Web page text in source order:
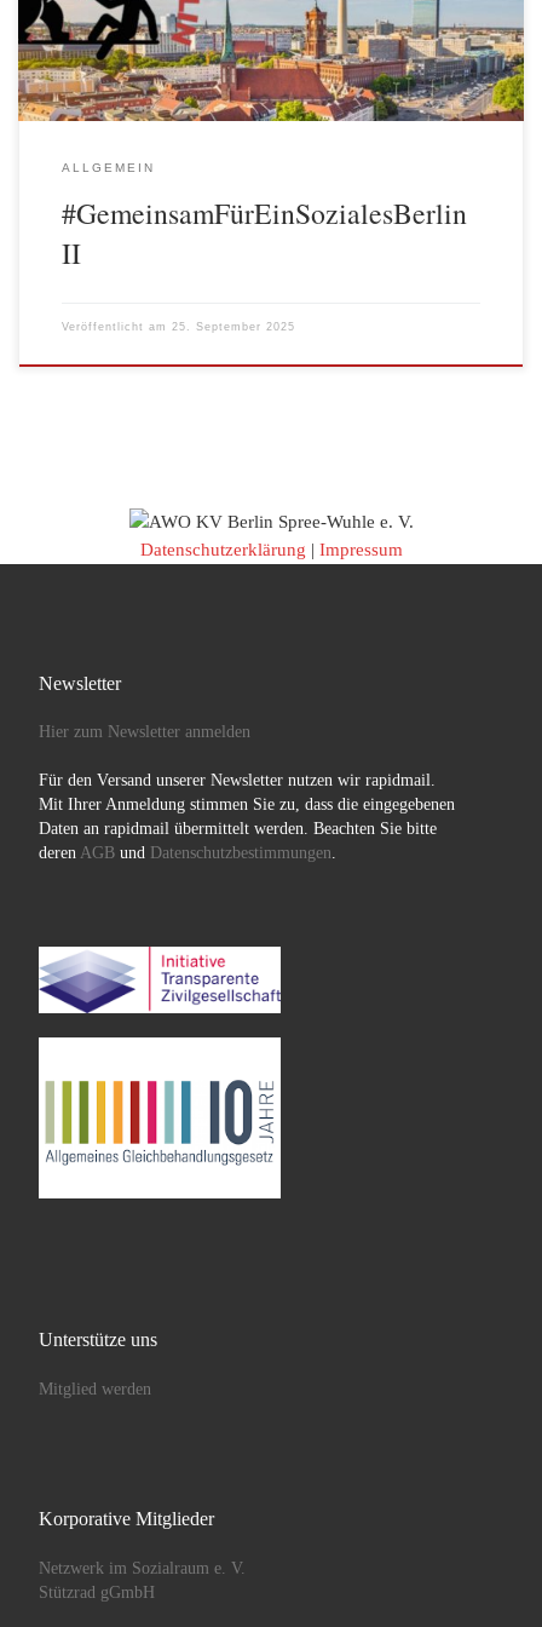
Kitas gehalten. Hier ihr Beitrag: Es erfüllt mich mit Freude zu
sehen, wie viele wir sind! Ich bin […]
ALLGEMEIN
#GemeinsamFürEinSozialesBerlin
II
Veröffentlicht am 25. September 2025
Datenschutzerklärung | Impressum
Newsletter
Hier zum Newsletter anmelden
Für den Versand unserer Newsletter nutzen wir rapidmail.
Mit Ihrer Anmeldung stimmen Sie zu, dass die eingegebenen
Daten an rapidmail übermittelt werden. Beachten Sie bitte
deren AGBund Datenschutzbestimmungen
Unterstütze uns
Mitglied werden
Korporative Mitglieder
Netzwerk im Sozialraum e. V.
Stützrad gGmbH